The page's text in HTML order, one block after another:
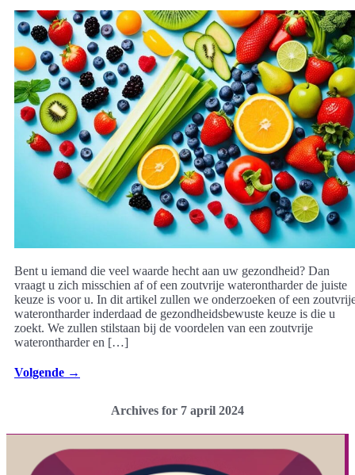
Bent u iemand die veel waarde hecht aan uw gezondheid? Dan
vraagt u zich misschien af of een zoutvrije waterontharder de juiste
keuze is voor u. In dit artikel zullen we onderzoeken of een
waterontharder inderdaad de gezondheidsbewuste keuze is die u
zoekt. We zullen stilstaan bij de voordelen van een zoutvrije
waterontharder en […]
Volgende →
Archives for 7 april 2024